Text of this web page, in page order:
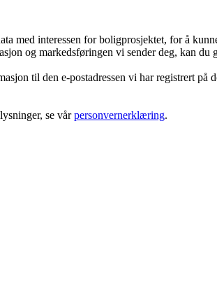
med interessen for boligprosjektet, for å
og markedsføringen vi sender deg, kan du
til den e-postadressen vi har registrert på
se vårpersonvernerklæring.